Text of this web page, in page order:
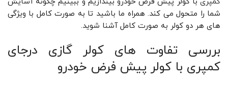
شما را متحول می‌ کند. همراه ما باشید تا به صورت کامل با ویژگی
های هر دو کولر به صورت کامل آشنا شوید.
بررسی تفاوت های کولر گازی درجای
کمپری با کولر پیش‌ فرض خودرو